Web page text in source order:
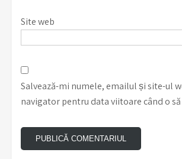
Site web
Salvează-mi numele, emailul și site-ul
navigator pentru data viitoare când o